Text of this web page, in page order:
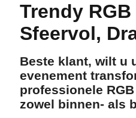
Trendy
Sfeervol,
Beste klant, wilt u
evenement
professionele
zowel binnen- als